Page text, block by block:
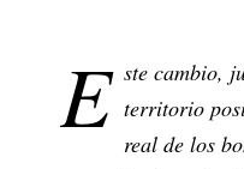
E ste cambio,
territorio
real de los